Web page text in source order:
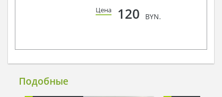
Цена 120 BYN.
Подобные